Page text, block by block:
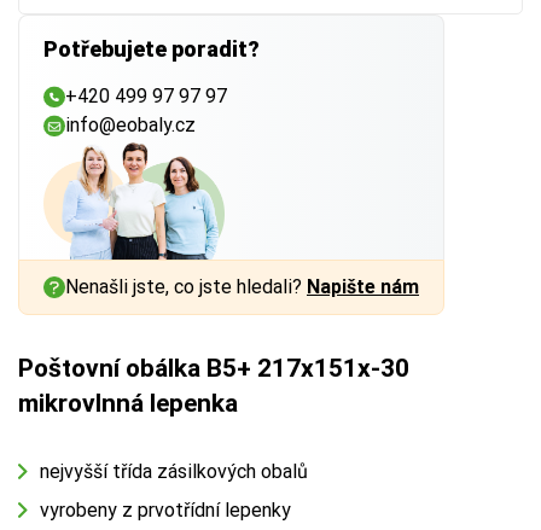
Potřebujete poradit?
+420 499 97 97 97
info@eobaly.cz
Nenašli jste, co jste hledali? Napište nám
Poštovní obálka B5+ 217x151x-30
mikrovlnná lepenka
nejvyšší třída zásilkových obalů
vyrobeny z prvotřídní lepenky